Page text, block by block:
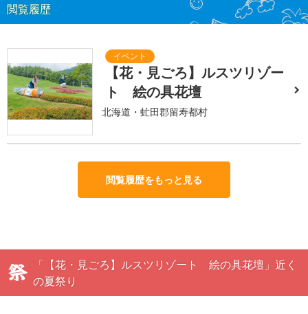
閲覧履歴
【花・見ごろ】ルスツリゾー
ト 絵の具花壇
北海道・虻田郡留寿都村
閲覧履歴をもっと見る
「【花・見ごろ】ルスツリゾート 絵の具花壇」近く
の夏祭り